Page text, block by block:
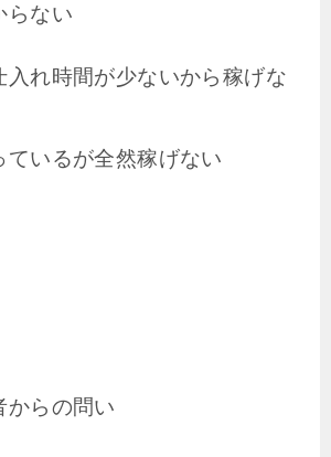
らない
入れ時間が少ないから稼げな
ているが全然稼げない
からの問い